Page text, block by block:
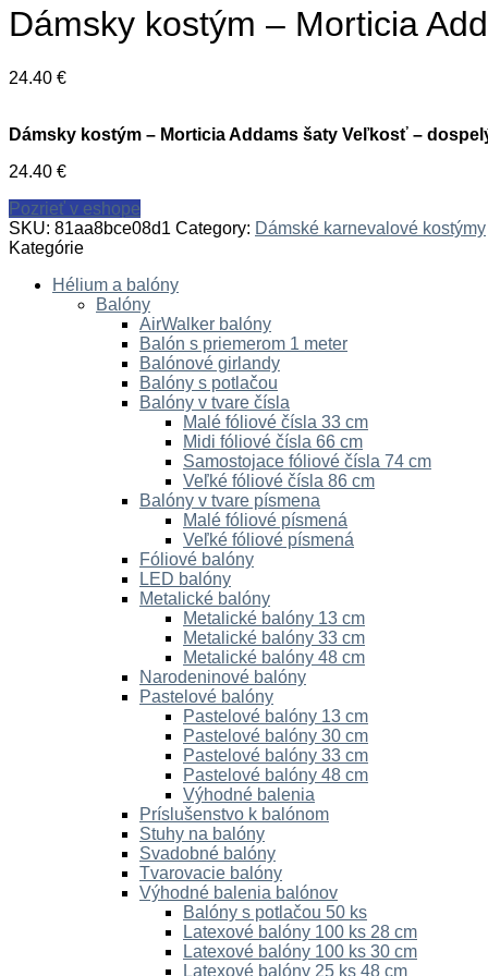
Dámsky kostým – Morticia
24.40 €
Dámsky kostým – Morticia Addams šaty Veľkosť –
24.40 €
Pozrieť v eshope
SKU: 81aa8bce08d1 Category: Dámské karnevalové kostýmy
Kategórie
Hélium a balóny
Balóny
AirWalker balóny
Balón s priemerom 1 meter
Balónové girlandy
Balóny s potlačou
Balóny v tvare čísla
Malé fóliové čísla 33 cm
Midi fóliové čísla 66 cm
Samostojace fóliové čísla 74 cm
Veľké fóliové čísla 86 cm
Balóny v tvare písmena
Malé fóliové písmená
Veľké fóliové písmená
Fóliové balóny
LED balóny
Metalické balóny
Metalické balóny 13 cm
Metalické balóny 33 cm
Metalické balóny 48 cm
Narodeninové balóny
Pastelové balóny
Pastelové balóny 13 cm
Pastelové balóny 30 cm
Pastelové balóny 33 cm
Pastelové balóny 48 cm
Výhodné balenia
Príslušenstvo k balónom
Stuhy na balóny
Svadobné balóny
Tvarovacie balóny
Výhodné balenia balónov
Balóny s potlačou 50 ks
Latexové balóny 100 ks 28 cm
Latexové balóny 100 ks 30 cm
Latexové balóny 25 ks 48 cm